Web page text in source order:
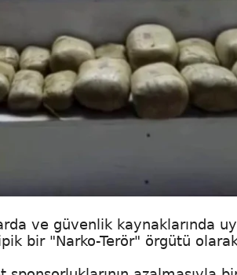
ve güvenlik kaynaklarında
bir "Narko-Terör" örgütü